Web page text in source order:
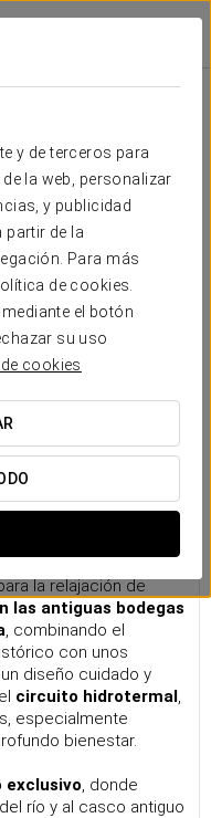
y de terceros para
la web, personalizar
y publicidad
partir de la
Para más
de cookies.
el botón
su uso
cookies
casco histórico de
el spa más grande de
la relajación de
las antiguas bodegas
, combinando el
con unos
diseño cuidado y
circuito hidrotermal,
especialmente
bienestar.
exclusivo, donde
río y al casco antiguo